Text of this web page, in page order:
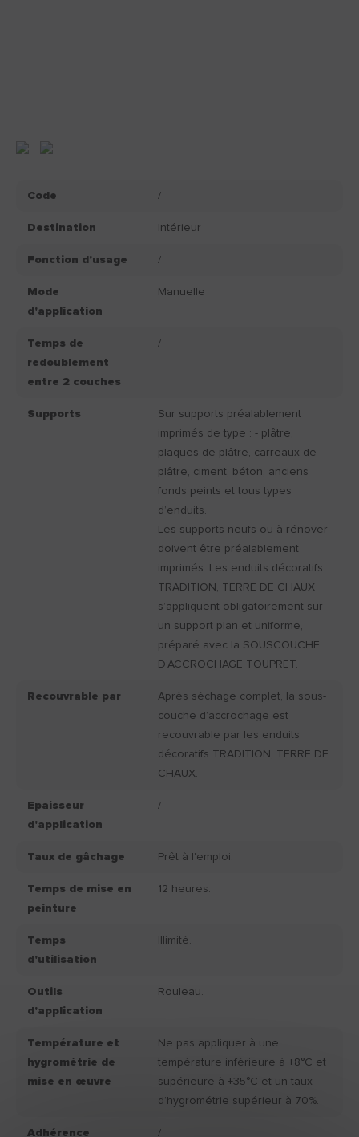
Code /
Destination Intérieur
Fonction d'usage /
Mode
d'application
Manuelle
Temps de
redoublement
entre 2 couches
/
Supports
Sur supports préalablement
imprimés de type : - plâtre,
plaques de plâtre, carreaux de
plâtre, ciment, béton, anciens
fonds peints et tous types
d’enduits.
Les supports neufs ou à rénover
doivent être préalablement
imprimés. Les enduits décoratifs
TRADITION, TERRE DE CHAUX
s’appliquent obligatoirement sur
un support plan et uniforme,
préparé avec la SOUSCOUCHE
D’ACCROCHAGE TOUPRET.
Recouvrable par
Après séchage complet, la sous-
couche d’accrochage est
recouvrable par les enduits
décoratifs TRADITION, TERRE DE
CHAUX.
Epaisseur
d'application
/
Taux de gâchage Prêt à l'emploi.
Temps de mise en
peinture
12 heures.
Temps
d'utilisation
Illimité.
Outils
d'application
Rouleau.
Température et
hygrométrie de
mise en œuvre
Ne pas appliquer à une
température inférieure à +8°C et
supérieure à +35°C et un taux
d’hygrométrie supérieur à 70%.
Adhérence /